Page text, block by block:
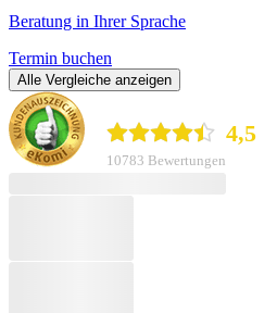
Beratung in Ihrer Sprache
Termin buchen
Alle Vergleiche anzeigen
4,5
10783 Bewertungen